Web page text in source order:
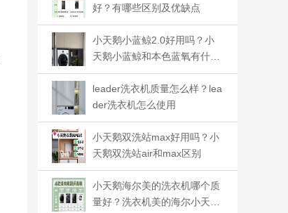
好？有哪些区别及优缺点
小天鹅小蓝鲸2.0好用吗？小
天鹅小蓝鲸和本色蓝氧有什么
区别
leader洗衣机质量怎么样？lea
der洗衣机怎么使用
小天鹅双洗站max好用吗？小
天鹅双洗站air和max区别
小天鹅海尔美的洗衣机哪个质
量好？洗衣机美的海尔小天鹅